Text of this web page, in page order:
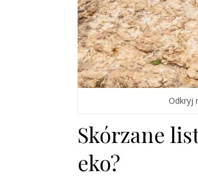
Odkryj
Skórzane
eko?